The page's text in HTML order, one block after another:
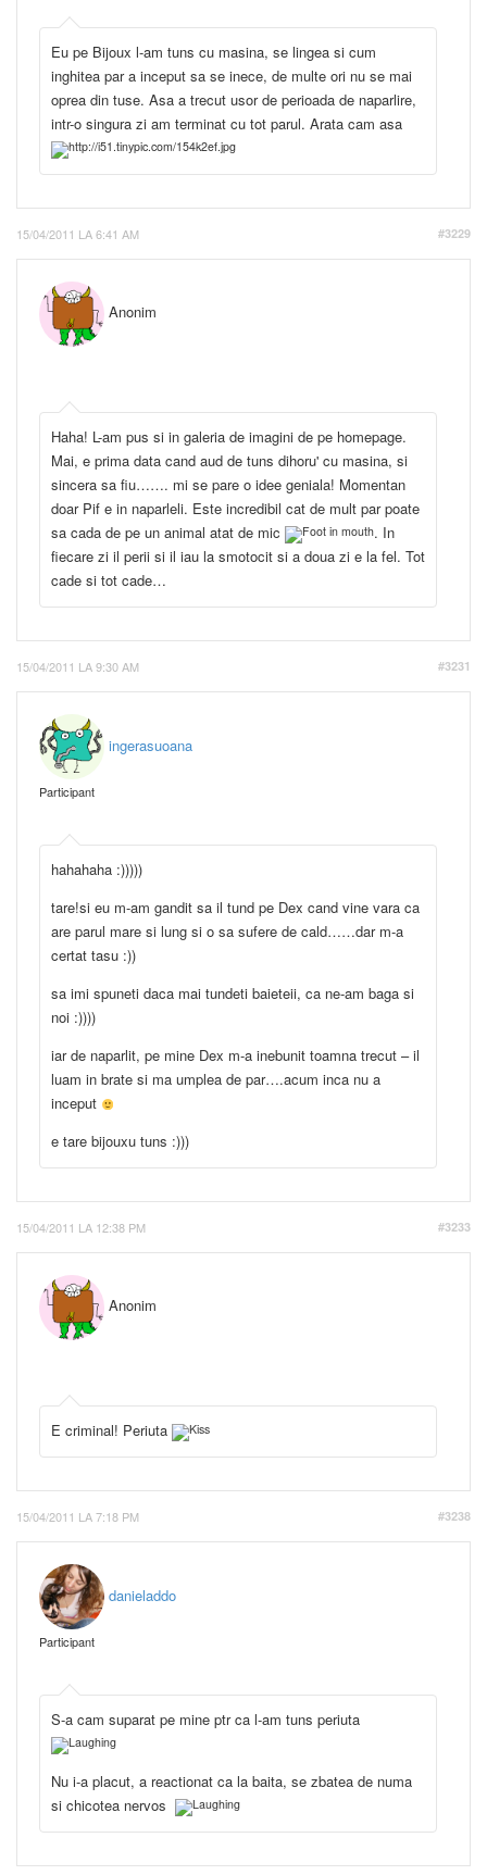
Eu pe Bijoux l-am tuns cu masina, se lingea si cum
inghitea par a inceput sa se inece, de multe ori nu se mai
oprea din tuse. Asa a trecut usor de perioada de naparlire,
intr-o singura zi am terminat cu tot parul. Arata cam asa
15/04/2011 LA 6:41 AM #3229
Anonim
Haha! L-am pus si in galeria de imagini de pe homepage.
Mai, e prima data cand aud de tuns dihoru' cu masina, si
sincera sa fiu……. mi se pare o idee geniala! Momentan
doar Pif e in naparleli. Este incredibil cat de mult par poate
sa cada de pe un animal atat de mic
. In
fiecare zi il perii si il iau la smotocit si a doua zi e la fel. Tot
cade si tot cade…
15/04/2011 LA 9:30 AM #3231
ingerasuoana
Participant
hahahaha :)))))
tare!si eu m-am gandit sa il tund pe Dex cand vine vara ca
are parul mare si lung si o sa sufere de cald……dar m-a
certat tasu :))
sa imi spuneti daca mai tundeti baieteii, ca ne-am baga si
noi :))))
iar de naparlit, pe mine Dex m-a inebunit toamna trecut – il
luam in brate si ma umplea de par….acum inca nu a
inceput
e tare bijouxu tuns :)))
15/04/2011 LA 12:38 PM #3233
Anonim
E criminal! Periuta
15/04/2011 LA 7:18 PM #3238
danieladdo
Participant
S-a cam suparat pe mine ptr ca l-am tuns periuta
Nu i-a placut, a reactionat ca la baita, se zbatea de numa
si chicotea nervos